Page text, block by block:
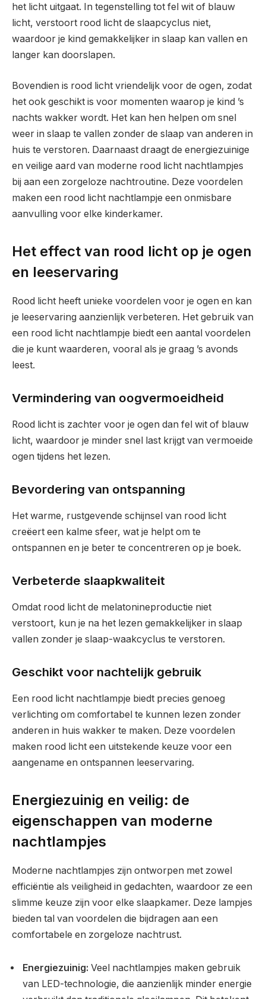
het licht uitgaat. In tegenstelling tot fel wit of blauw
licht, verstoort rood licht de slaapcyclus niet,
waardoor je kind gemakkelijker in slaap kan vallen en
langer kan doorslapen.
Bovendien is rood licht vriendelijk voor de ogen, zodat
het ook geschikt is voor momenten waarop je kind ’s
nachts wakker wordt. Het kan hen helpen om snel
weer in slaap te vallen zonder de slaap van anderen in
huis te verstoren. Daarnaast draagt de energiezuinige
en veilige aard van moderne rood licht nachtlampjes
bij aan een zorgeloze nachtroutine. Deze voordelen
maken een rood licht nachtlampje een onmisbare
aanvulling voor elke kinderkamer.
Het effect van rood licht op je ogen
en leeservaring
Rood licht heeft unieke voordelen voor je ogen en kan
je leeservaring aanzienlijk verbeteren. Het gebruik van
een rood licht nachtlampje biedt een aantal voordelen
die je kunt waarderen, vooral als je graag ’s avonds
leest.
Vermindering van oogvermoeidheid
Rood licht is zachter voor je ogen dan fel wit of blauw
licht, waardoor je minder snel last krijgt van vermoeide
ogen tijdens het lezen.
Bevordering van ontspanning
Het warme, rustgevende schijnsel van rood licht
creëert een kalme sfeer, wat je helpt om te
ontspannen en je beter te concentreren op je boek.
Verbeterde slaapkwaliteit
Omdat rood licht de melatonineproductie niet
verstoort, kun je na het lezen gemakkelijker in slaap
vallen zonder je slaap-waakcyclus te verstoren.
Geschikt voor nachtelijk gebruik
Een rood licht nachtlampje biedt precies genoeg
verlichting om comfortabel te kunnen lezen zonder
anderen in huis wakker te maken. Deze voordelen
maken rood licht een uitstekende keuze voor een
aangename en ontspannen leeservaring.
Energiezuinig en veilig: de
eigenschappen van moderne
nachtlampjes
Moderne nachtlampjes zijn ontworpen met zowel
efficiëntie als veiligheid in gedachten, waardoor ze een
slimme keuze zijn voor elke slaapkamer. Deze lampjes
bieden tal van voordelen die bijdragen aan een
comfortabele en zorgeloze nachtrust.
Energiezuinig: Veel nachtlampjes maken gebruik
van LED-technologie, die aanzienlijk minder energie